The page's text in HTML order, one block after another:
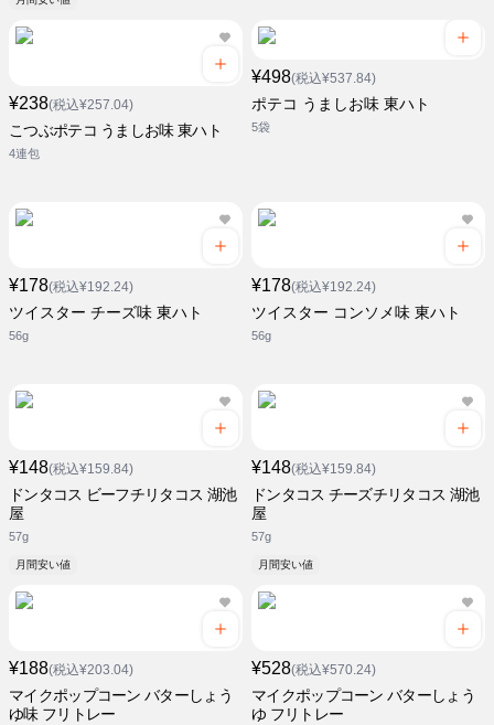
¥238(税込¥257.04)
こつぶポテコ うましお味 東ハト
4連包
¥498(税込¥537.84)
ポテコ うましお味 東ハト
5袋
¥178(税込¥192.24)
ツイスター チーズ味 東ハト
56g
¥178(税込¥192.24)
ツイスター コンソメ味 東ハト
56g
¥148(税込¥159.84)
ドンタコス ビーフチリタコス 湖池
屋
57g
月間安い値
¥148(税込¥159.84)
ドンタコス チーズチリタコス 湖池
屋
57g
月間安い値
¥188(税込¥203.04)
マイクポップコーン バターしょう
ゆ味 フリトレー
¥528(税込¥570.24)
マイクポップコーン バターしょう
ゆ フリトレー